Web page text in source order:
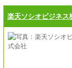
楽天ソシオビジネス